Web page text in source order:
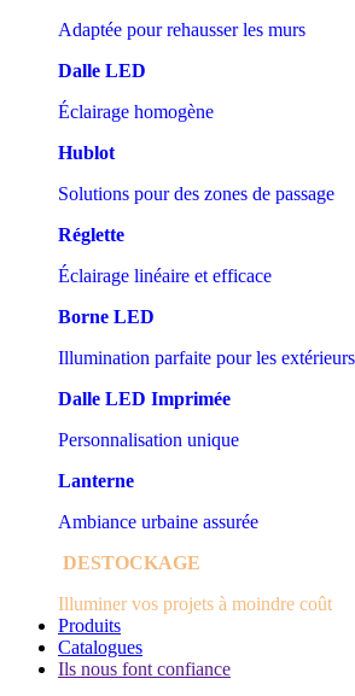
Adaptée pour rehausser les murs
Dalle LED
Éclairage homogène
Hublot
Solutions pour des zones de passage
Réglette
Éclairage linéaire et efficace
Borne LED
Illumination parfaite pour les extérieurs
Dalle LED Imprimée
Personnalisation unique
Lanterne
Ambiance urbaine assurée
DESTOCKAGE
Illuminer vos projets à moindre coût
Produits
Catalogues
Ils nous font confiance